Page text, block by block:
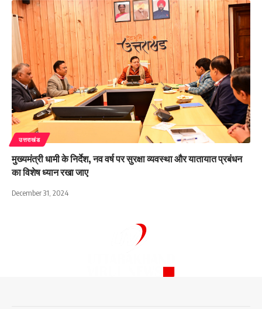
उत्तराखंड
मुख्यमंत्री धामी के निर्देश, नव वर्ष पर सुरक्षा व्यवस्था और यातायात प्रबंधन
का विशेष ध्यान रखा जाए
December 31, 2024